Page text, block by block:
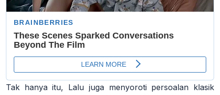
Tak hanya itu, Lalu juga menyoroti persoalan klasik